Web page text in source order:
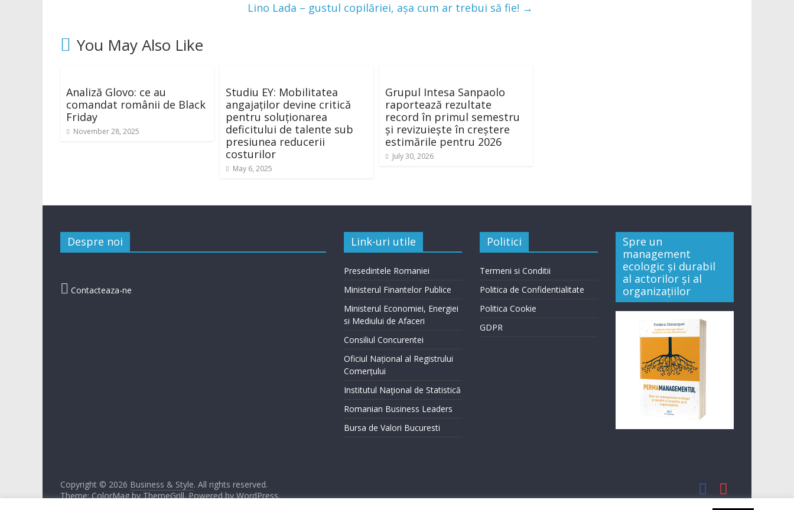
Lino Lada – gustul copilăriei, așa cum ar trebui să fie! →
You May Also Like
Analiză Glovo: ce au
comandat românii de Black
Friday
November 28, 2025
Studiu EY: Mobilitatea
angajaților devine critică
pentru soluționarea
deficitului de talente sub
presiunea reducerii
costurilor
May 6, 2025
Grupul Intesa Sanpaolo
raportează rezultate
record în primul semestru
și revizuiește în creștere
estimările pentru 2026
July 30, 2026
Despre noi
 Contacteaza-ne
Link-uri utile
Presedintele Romaniei
Ministerul Finantelor Publice
Ministerul Economiei, Energiei
si Mediului de Afaceri
Consiliul Concurentei
Oficiul Național al Registrului
Comerțului
Institutul Naţional de Statistică
Romanian Business Leaders
Bursa de Valori Bucuresti
Politici
Termeni si Conditii
Politica de Confidentialitate
Politica Cookie
GDPR
Spre un
management
ecologic și durabil
al actorilor și al
organizațiilor
Copyright © 2026 Business & Style. All rights reserved.
Theme:ColorMagby ThemeGrill. Powered byWordPress.